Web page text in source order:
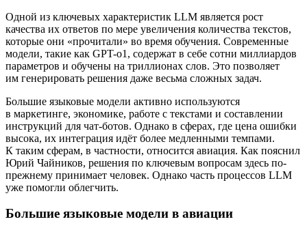
Одной из ключевых характеристик LLM является рост
качества их ответов по мере увеличения количества текстов,
которые они «прочитали» во время обучения. Современные
модели, такие как GPT-o1, содержат в себе сотни миллиардов
параметров и обучены на триллионах слов. Это позволяет
им генерировать решения даже весьма сложных задач.
Большие языковые модели активно используются
в маркетинге, экономике, работе с текстами и составлении
инструкций для чат-ботов. Однако в сферах, где цена ошибки
высока, их интеграция идёт более медленными темпами.
К таким сферам, в частности, относится авиация. Как пояснил
Юрий Чайников, решения по ключевым вопросам здесь по-
прежнему принимает человек. Однако часть процессов LLM
уже помогли облегчить.
Большие языковые модели в авиации